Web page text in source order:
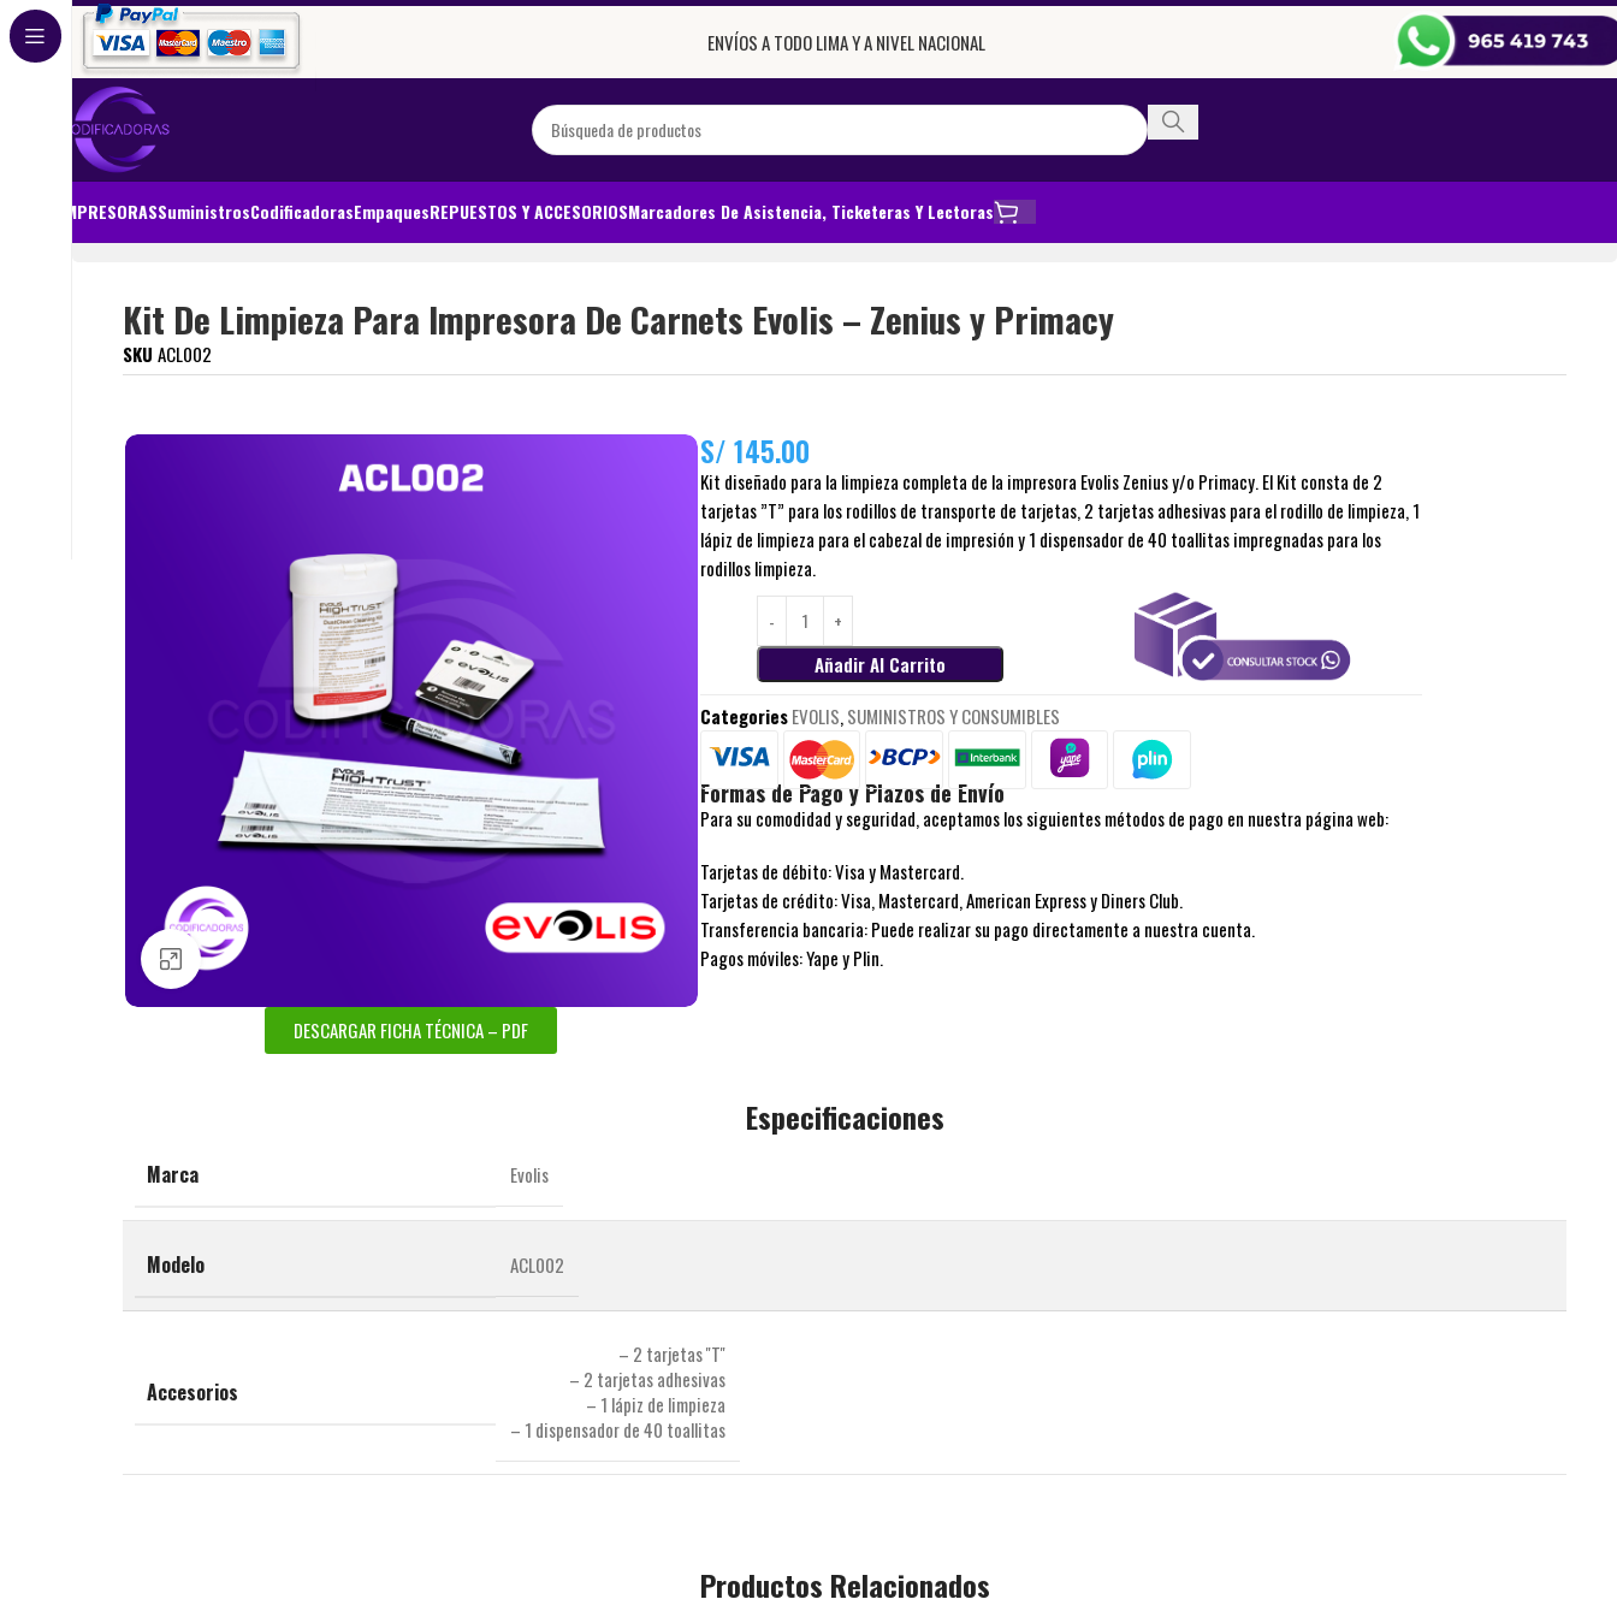
ENVÍOS A TODO LIMA Y A NIVEL NACIONAL
IMPRESORASSuministrosCodificadorasEmpaquesREPUESTOS Y ACCESORIOSMarcadores De Asistencia, Ticketeras Y Lectoras
Inicio SUMINISTROS Y CONSUMIBLES EVOLIS Kit De Limpieza Para Impresora De Carnets Evolis – Zenius y Primacy
Kit De Limpieza Para Impresora De Carnets Evolis – Zenius y Primacy
SKU ACL002
Haga Click para agrandar
DESCARGAR FICHA TÉCNICA – PDF
S/ 145.00
Kit diseñado para la limpieza completa de la impresora Evolis Zenius y/o Primacy. El Kit consta de 2
tarjetas ”T” para los rodillos de transporte de tarjetas, 2 tarjetas adhesivas para el rodillo de limpieza, 1
lápiz de limpieza para el cabezal de impresión y 1 dispensador de 40 toallitas impregnadas para los
rodillos limpieza.
Añadir Al Carrito
CategoriesEVOLIS,SUMINISTROS Y CONSUMIBLES
Formas de Pago y Plazos de Envío
Para su comodidad y seguridad, aceptamos los siguientes métodos de pago en nuestra página web:
Tarjetas de débito: Visa y Mastercard.
Tarjetas de crédito: Visa, Mastercard, American Express y Diners Club.
Transferencia bancaria: Puede realizar su pago directamente a nuestra cuenta.
Pagos móviles: Yape y Plin.
Especificaciones
Marca Evolis
Modelo ACL002
Accesorios
– 2 tarjetas ''T''
– 2 tarjetas adhesivas
– 1 lápiz de limpieza
– 1 dispensador de 40 toallitas
Productos Relacionados